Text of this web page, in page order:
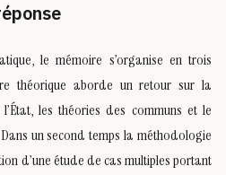
le mémoire s’organise en trois
théorique aborde un retour sur la
les théories des communs et le
un second temps la méthodologie
d’une étude de cas multiples portant